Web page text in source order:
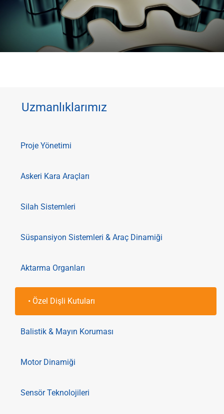
Uzmanlıklarımız
Proje Yönetimi
Askeri Kara Araçları
Silah Sistemleri
Süspansiyon Sistemleri & Araç Dinamiği
Aktarma Organları
• Özel Dişli Kutuları
Balistik & Mayın Koruması
Motor Dinamiği
Sensör Teknolojileri